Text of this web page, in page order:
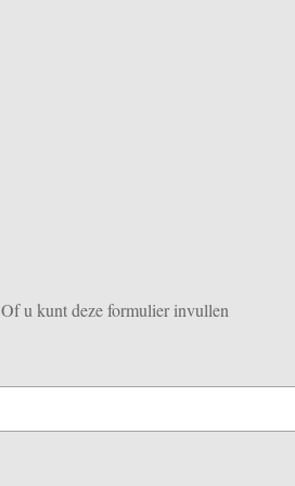
Of u kunt deze formulier invullen